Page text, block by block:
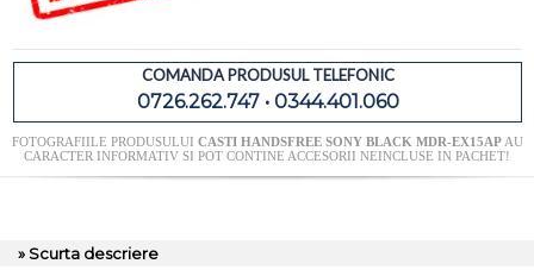
COMANDA PRODUSUL TELEFONIC
0726.262.747 • 0344.401.060
FOTOGRAFIILE PRODUSULUI CASTI HANDSFREE SONY BLACK MDR-EX15APAU
CARACTER INFORMATIV SI POT CONTINE ACCESORII NEINCLUSE IN PACHET!
» Scurta descriere